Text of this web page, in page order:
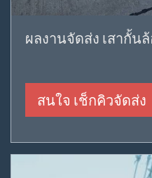
ผลงานจัดส่ง เสากั้น
สนใจ เช็กคิวจัดส่ง